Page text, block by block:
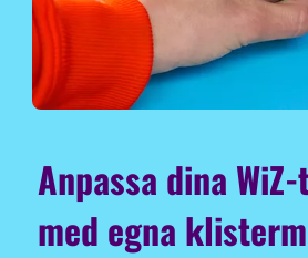
Anpassa dina
med egna